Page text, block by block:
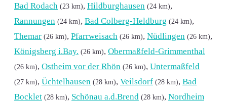
Bad Rodach (23 km), Hildburghausen (24 km),
Rannungen (24 km), Bad Colberg-Heldburg (24 km),
Themar (26 km), Pfarrweisach (26 km), Nüdlingen (26 km),
Königsberg i.Bay. (26 km), Obermaßfeld-Grimmenthal
(26 km), Ostheim vor der Rhön (26 km), Untermaßfeld
(27 km), Üchtelhausen (28 km), Veilsdorf (28 km), Bad
Bocklet (28 km), Schönau a.d.Brend (28 km), Nordheim